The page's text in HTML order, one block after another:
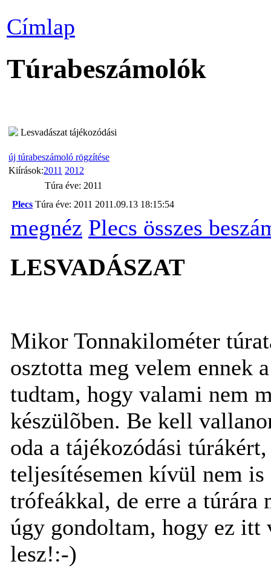
Címlap
Túrabeszámolók
Lesvadászat tájékozódási
új túrabeszámoló rögzítése
Kiírások:2011 2012
Túra éve: 2011
Plecs Túra éve: 2011 2011.09.13 18:15:54
megnéz Plecs összes
LESVADÁSZAT
Mikor Tonnakilométer
osztotta meg velem ennek
tudtam, hogy valami nem
készülõben. Be kell
oda a tájékozódási
teljesítésemen kívül nem
trófeákkal, de erre a túrára
úgy gondoltam, hogy ez itt
lesz!:-)